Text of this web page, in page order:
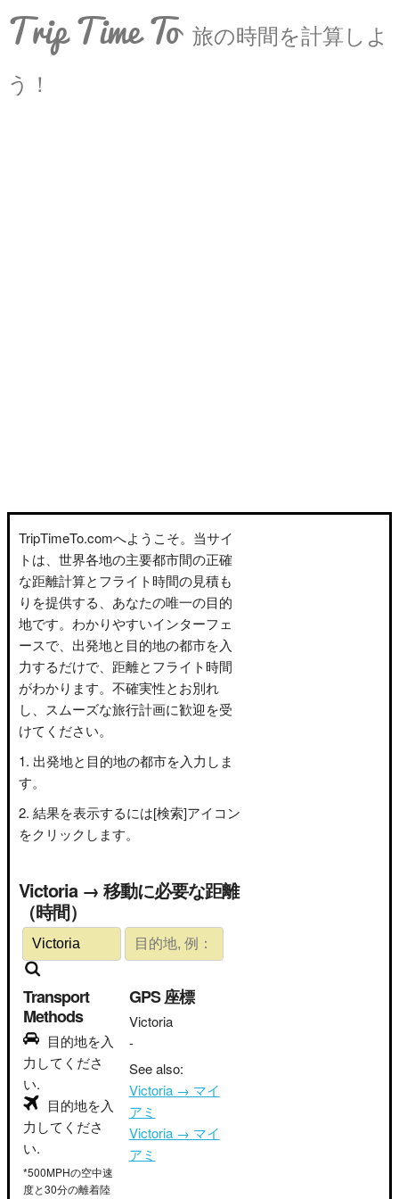
Trip Time To 旅の時間を計算しよ
う！
TripTimeTo.comへようこそ。当サイ
トは、世界各地の主要都市間の正確
な距離計算とフライト時間の見積も
りを提供する、あなたの唯一の目的
地です。わかりやすいインターフェ
ースで、出発地と目的地の都市を入
力するだけで、距離とフライト時間
がわかります。不確実性とお別れ
し、スムーズな旅行計画に歓迎を受
けてください。
出発地と目的地の都市を入力しま
す。
結果を表示するには[検索]アイコン
をクリックします。
Victoria → 移動に必要な距離
（時間）
Transport
Methods
目的地を入
力してくださ
い.
目的地を入
力してくださ
い.
*500MPHの空中速
度と30分の離着陸
GPS 座標
Victoria
-
See also:
Victoria → マイ
アミ
Victoria → マイ
アミ